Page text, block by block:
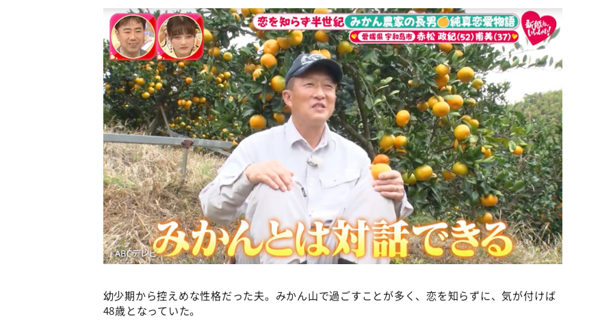
幼少期から控えめな性格だった夫。みかん山で過ごすことが多く、恋を知らずに、気が付けば
48歳となっていた。